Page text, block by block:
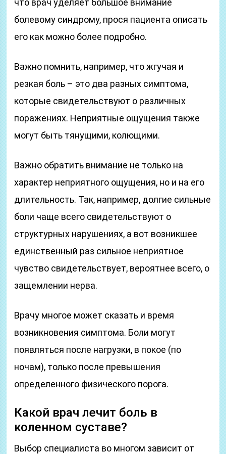
что врач уделяет большое внимание
болевому синдрому, прося пациента описать
его как можно более подробно.
Важно помнить, например, что жгучая и
резкая боль – это два разных симптома,
которые свидетельствуют о различных
поражениях. Неприятные ощущения также
могут быть тянущими, колющими.
Важно обратить внимание не только на
характер неприятного ощущения, но и на его
длительность. Так, например, долгие сильные
боли чаще всего свидетельствуют о
структурных нарушениях, а вот возникшее
единственный раз сильное неприятное
чувство свидетельствует, вероятнее всего, о
защемлении нерва.
Врачу многое может сказать и время
возникновения симптома. Боли могут
появляться после нагрузки, в покое (по
ночам), только после превышения
определенного физического порога.
Какой врач лечит боль в
коленном суставе?
Выбор специалиста во многом зависит от